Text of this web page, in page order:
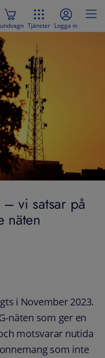
Tjänster Logga in
vi satsar på
näten
i November 2023.
näten som ger en
motsvarar nutida
som inte